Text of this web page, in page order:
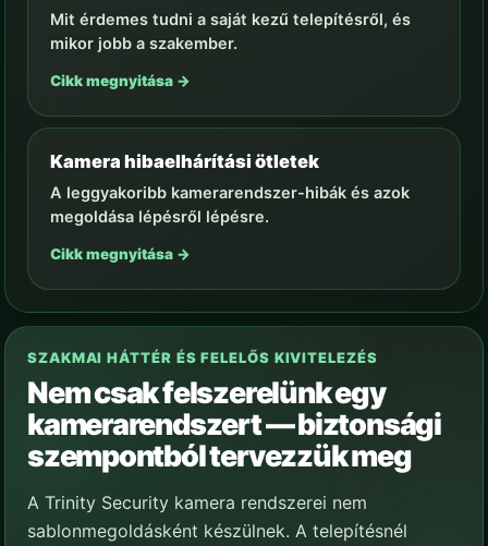
Mit érdemes tudni a saját kezű telepítésről, és
mikor jobb a szakember.
Cikk megnyitása →
Kamera hibaelhárítási ötletek
A leggyakoribb kamerarendszer-hibák és azok
megoldása lépésről lépésre.
Cikk megnyitása →
SZAKMAI HÁTTÉR ÉS FELELŐS KIVITELEZÉS
Nem csak felszerelünk egy
kamerarendszert — biztonsági
szempontból tervezzük meg
A Trinity Security kamera rendszerei nem
sablonmegoldásként készülnek. A telepítésnél